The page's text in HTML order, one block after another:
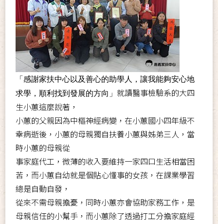
「感謝家扶中心以及善心的助學人，讓我能夠安心地
求學，順利找到發展的方向」 就讀醫事檢驗系的大四
生小蕙這麼說著，
小蕙的父親因為中樞神經病變，在小蕙國小四年級不
幸病逝後，小蕙的母親獨自扶養小蕙與姊弟三人，當
時小蕙的母親從
事家庭代工，微薄的收入要維持一家四口生活相當困
苦，而小蕙自幼就是個貼心懂事的女孩，在課業學習
總是自動自發，
從來不需母親擔憂，同時小蕙亦會協助家務工作，是
母親信任的小幫手，而小蕙除了透過打工分擔家庭經